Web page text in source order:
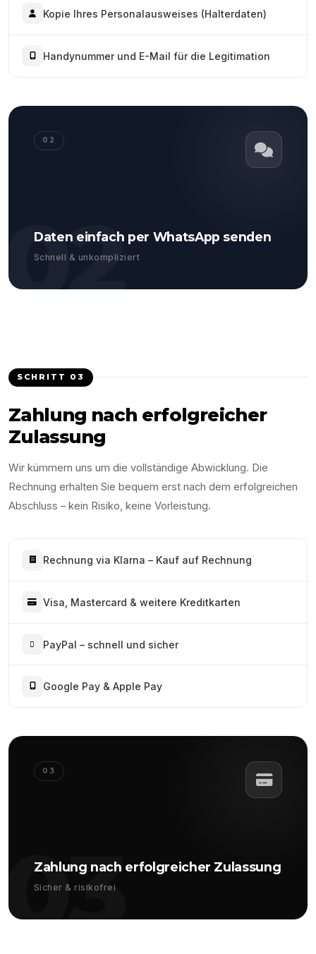
Kopie Ihres Personalausweises (Halterdaten)
Handynummer und E-Mail für die Legitimation
02
02
Daten einfach per WhatsApp senden
Schnell & unkompliziert
SCHRITT 03
Zahlung nach erfolgreicher
Zulassung
Wir kümmern uns um die vollständige Abwicklung. Die
Rechnung erhalten Sie bequem erst nach dem erfolgreichen
Abschluss – kein Risiko, keine Vorleistung.
Rechnung via Klarna – Kauf auf Rechnung
Visa, Mastercard & weitere Kreditkarten
PayPal – schnell und sicher
Google Pay & Apple Pay
03
03
Zahlung nach erfolgreicher Zulassung
Sicher & risikofrei